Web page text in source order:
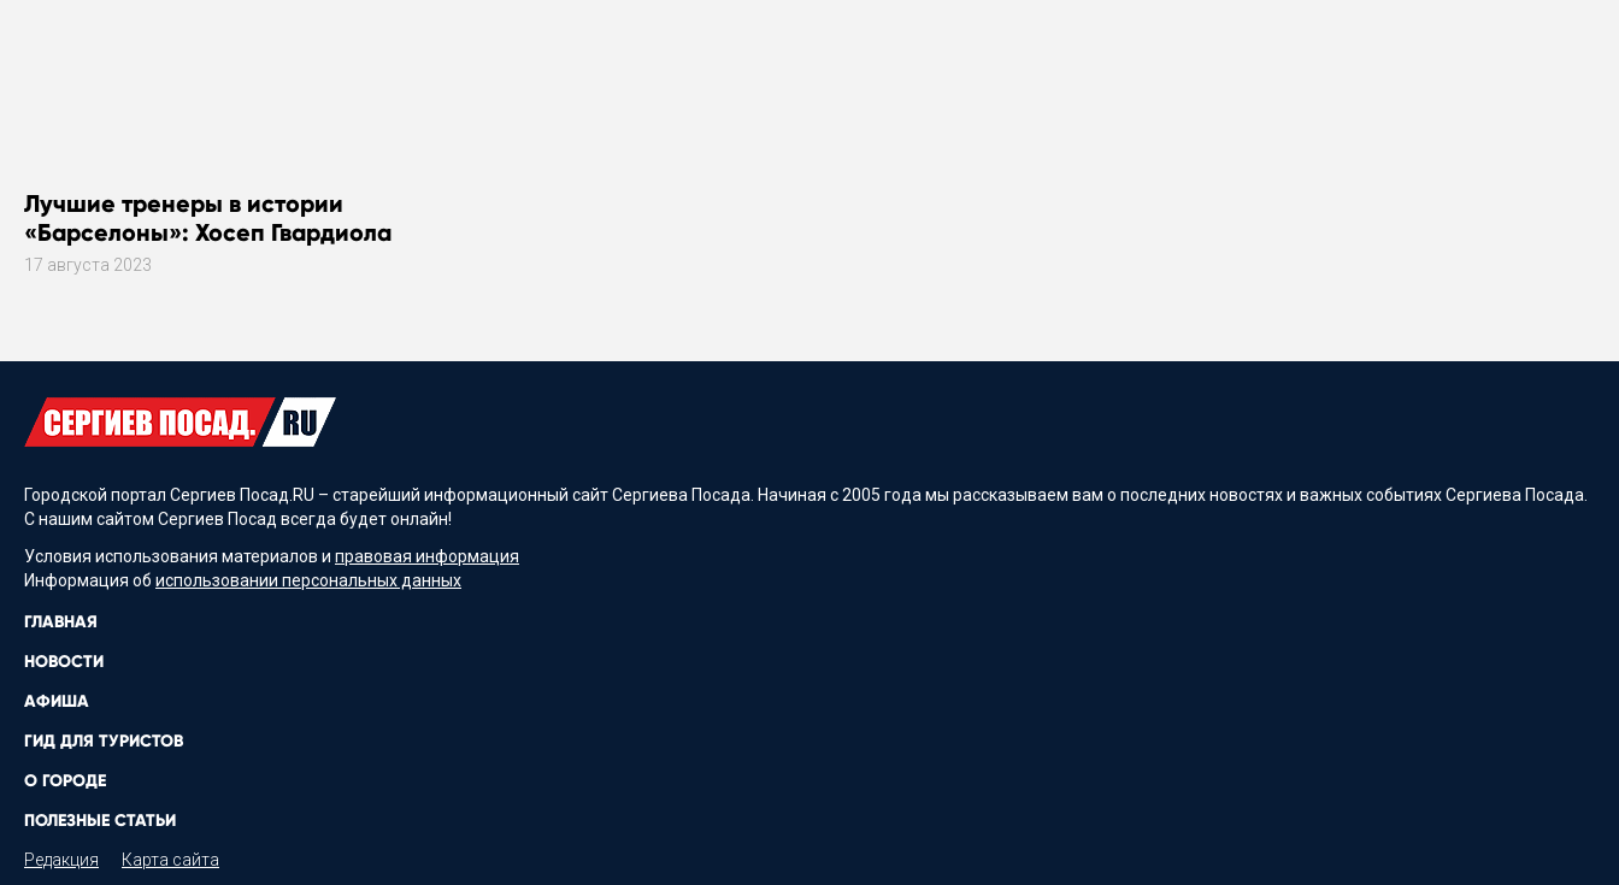
Лучшие тренеры в истории
«Барселоны»: Хосеп Гвардиола
17 августа 2023
Городской портал Сергиев Посад.RU – старейший информационный сайт Сергиева Посада. Начиная с 2005 года мы рассказываем вам о последних новостях и важных событиях Сергиева Посада.
С нашим сайтом Сергиев Посад всегда будет онлайн!
Условия использования материалов и правовая информация
Информация об использовании персональных данных
ГЛАВНАЯ
НОВОСТИ
АФИША
ГИД ДЛЯ ТУРИСТОВ
О ГОРОДЕ
ПОЛЕЗНЫЕ СТАТЬИ
Редакция Карта сайта